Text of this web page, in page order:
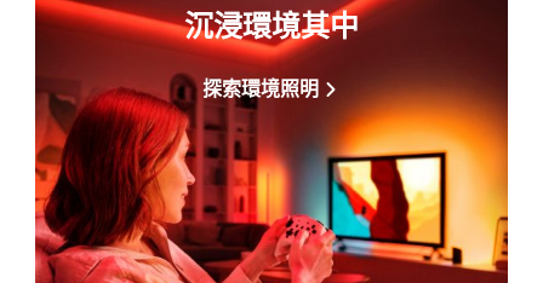
沉浸環境其中
探索環境照明